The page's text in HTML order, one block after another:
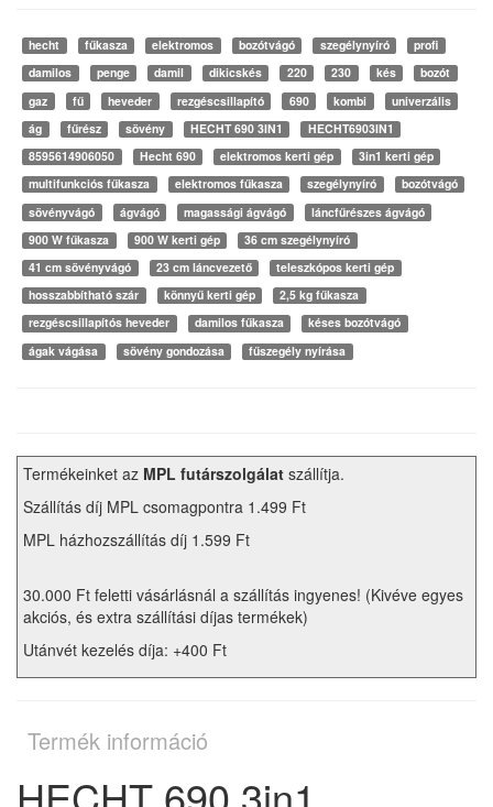
hecht fűkasza elektromos bozótvágó szegélynyíró
profi
damilos
penge damil dikicskés 220 230 kés
bozót
gaz
fű heveder rezgéscsillapító 690 kombi
univerzális
ág
fűrész sövény HECHT 690 3IN1
HECHT6903IN1
8595614906050
Hecht 690 elektromos kerti gép
3in1 kerti gép
multifunkciós fűkasza
elektromos fűkasza szegélynyíró
bozótvágó
sövényvágó
ágvágó magassági ágvágó
láncfűrészes ágvágó
900 W fűkasza
900 W kerti gép
36 cm szegélynyíró
41 cm sövényvágó
23 cm láncvezető
teleszkópos kerti gép
hosszabbítható szár
könnyű kerti gép
2,5 kg fűkasza
rezgéscsillapítós heveder
damilos fűkasza
késes bozótvágó
ágak vágása
sövény gondozása fűszegély nyírása
Termékeinket az MPL futárszolgálat szállítja.
Szállítás díj MPL csomagpontra 1.499 Ft
MPL házhozszállítás díj 1.599 Ft
30.000 Ft feletti vásárlásnál a szállítás ingyenes! (Kivéve egyes
akciós, és extra szállítási díjas termékek)
Utánvét kezelés díja: +400 Ft
Termék információ